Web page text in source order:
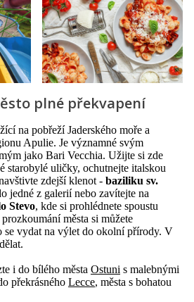
plné překvapení
na pobřeží Jaderského moře a
Apulie. Je významné svým
jako Bari Vecchia. Užijte si zde
starobylé uličky, ochutnejte italskou
zdejší klenot - baziliku sv.
jedné z galerií nebo zavítejte na
Stevo, kde si prohlédnete spoustu
města si můžete
se vydat na výlet do okolní přírody. V
i do bílého města Ostuni s malebnými
překrásného Lecce, města s bohatou